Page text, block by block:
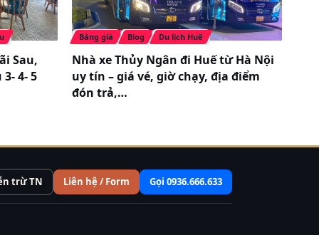
Sau,
4- 5
Bảng giá Blog Du lịch Huế
Nhà xe Thủy Ngân đi Huế từ Hà Nội
uy tín – giá vé, giờ chạy, địa điểm
đón trả,…
trừ TN Liên hệ / Form Gọi 0936.666.633